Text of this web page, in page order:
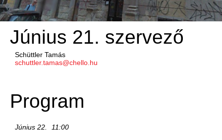
Június 21. szervező
Schüttler Tamás
schuttler.tamas@chello.hu
Program
Június 22. 11:00